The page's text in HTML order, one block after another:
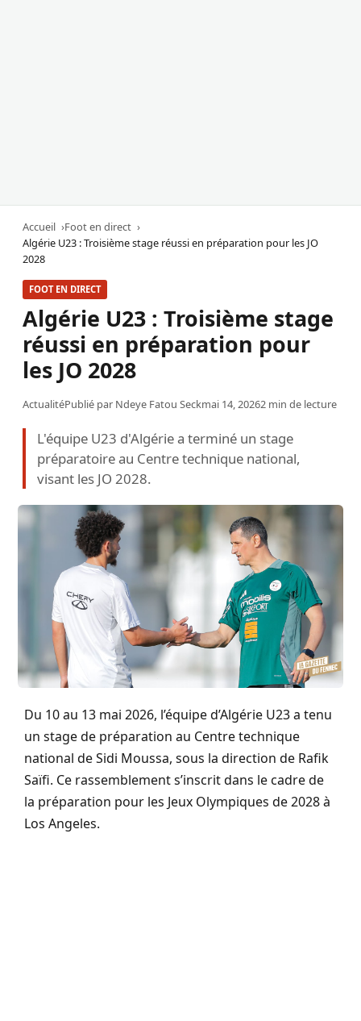
Accueil
Foot en direct
Algérie U23 : Troisième stage réussi en préparation pour les JO
2028
FOOT EN DIRECT
Algérie U23 : Troisième stage
réussi en préparation pour
les JO 2028
ActualitéPublié par Ndeye Fatou Seckmai 14, 20262 min de lecture
L'équipe U23 d'Algérie a terminé un stage
préparatoire au Centre technique national,
visant les JO 2028.
Du 10 au 13 mai 2026, l’équipe d’Algérie U23 a tenu
un stage de préparation au Centre technique
national de Sidi Moussa, sous la direction de Rafik
Saïfi. Ce rassemblement s’inscrit dans le cadre de
la préparation pour les Jeux Olympiques de 2028 à
Los Angeles.